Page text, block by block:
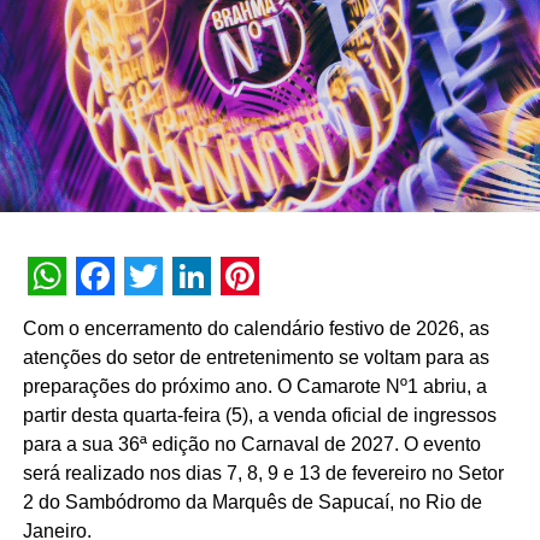
Como ser Gigante doando cestas básicas
Em um ano em que o desenvolvimento infantil está sendo
tão afetado pela pandemia e o distanciamento social,
Danoninho incentiva crianças, através de seus desenhos,
a terem atitudes grandiosas. Como parte da campanha, a
marcando @danoninhobrasil. Para cada post, limitado a
parceria com a CUFA, para famílias em favelas de cinco
capitais brasileiras (São Paulo, Rio de Janeiro, Salvador,
Porto Alegre e Curitiba).
“Com Danoninho queremos reforçar a mensagem de que
crescer também é sobre ter atitudes gigantes, e através
de ações como esta vamos formar uma rede de pais e
WhatsApp
Facebook
Twitter
LinkedIn
Pinterest
Com o encerramento do calendário festivo de 2026, as
atenções do setor de entretenimento se voltam para as
preparações do próximo ano. O Camarote Nº1 abriu, a
partir desta quarta-feira (5), a venda oficial de ingressos
para a sua 36ª edição no Carnaval de 2027. O evento
será realizado nos dias 7, 8, 9 e 13 de fevereiro no Setor
2 do Sambódromo da Marquês de Sapucaí, no Rio de
Janeiro.